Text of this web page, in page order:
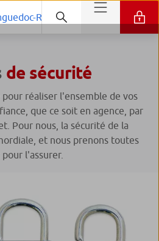
de sécurité
réaliser l'ensemble de vos
que ce soit en agence, par
Pour nous, la sécurité de la
et nous prenons toutes
pour l'assurer.